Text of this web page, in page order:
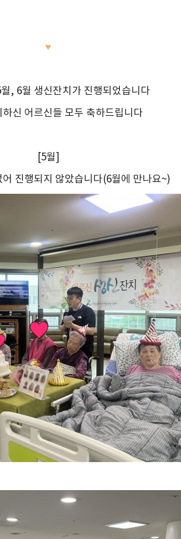
♥
, 6월 생신잔치가 진행되었습니다
하신 어르신들 모두 축하드립니다
[5월]
진행되지 않았습니다(6월에 만나요~)